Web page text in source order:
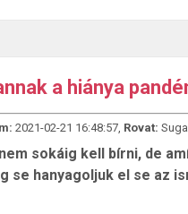
a hiánya
2021-02-21 16:48:57, Rovat:
sokáig kell bírni, de
se hanyagoljuk el se az